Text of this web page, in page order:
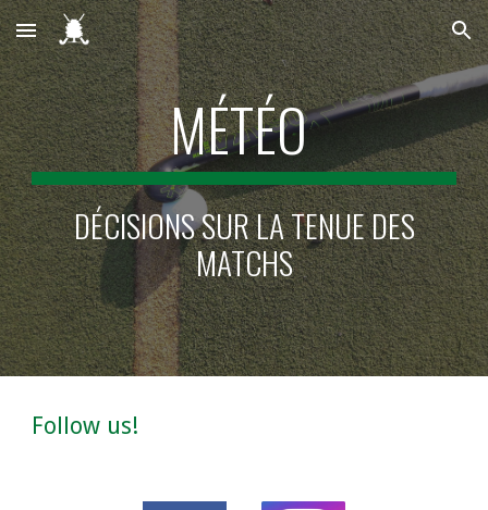
Skip to main content Skip to navigation
MÉTÉO
DÉCISIONS SUR LA TENUE DES
MATCHS
Follow us!